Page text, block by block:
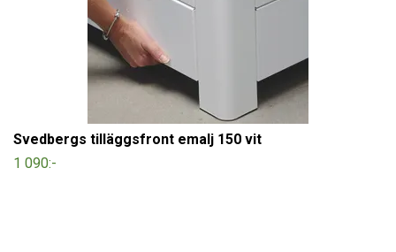
Svedbergs tilläggsfront emalj 150 vit
1 090:-